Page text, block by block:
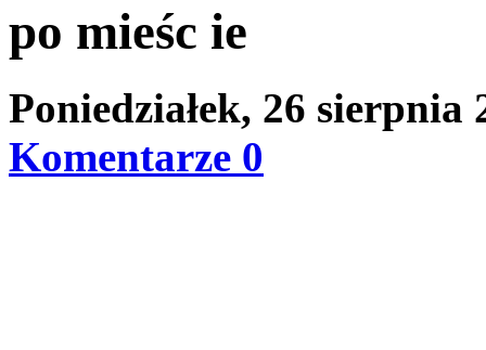
po mieśc ie
Poniedziałek, 26 sierpnia
Komentarze 0